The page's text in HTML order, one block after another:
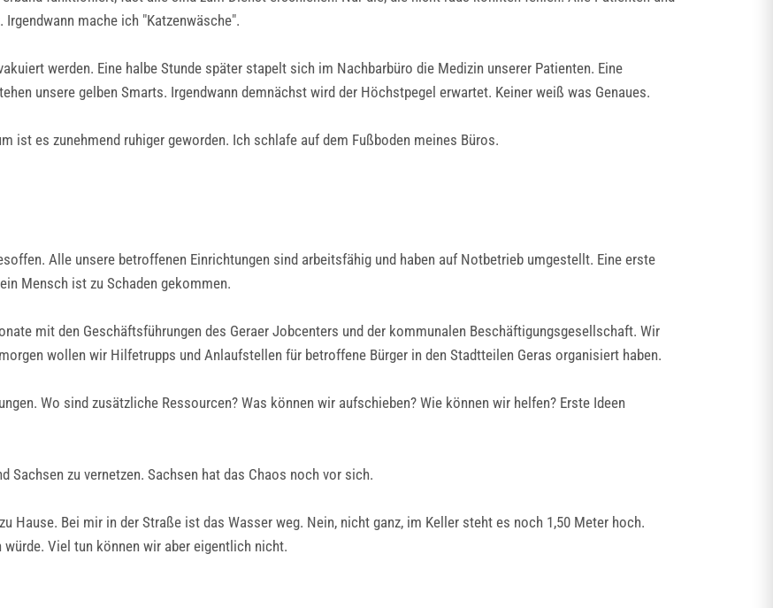
mache ich "Katzenwäsche".
werden. Eine halbe Stunde später stapelt sich im Nachbarbüro die Medizin unserer Patienten. Eine
unsere gelben Smarts. Irgendwann demnächst wird der Höchstpegel erwartet. Keiner weiß was Genaues.
ist es zunehmend ruhiger geworden. Ich schlafe auf dem Fußboden meines Büros.
Alle unsere betroffenen Einrichtungen sind arbeitsfähig und haben auf Notbetrieb umgestellt. Eine erste
Mensch ist zu Schaden gekommen.
mit den Geschäftsführungen des Geraer Jobcenters und der kommunalen Beschäftigungsgesellschaft. Wir
wollen wir Hilfetrupps und Anlaufstellen für betroffene Bürger in den Stadtteilen Geras organisiert haben.
Wo sind zusätzliche Ressourcen? Was können wir aufschieben? Wie können wir helfen? Erste Ideen
Sachsen zu vernetzen. Sachsen hat das Chaos noch vor sich.
Hause. Bei mir in der Straße ist das Wasser weg. Nein, nicht ganz, im Keller steht es noch 1,50 Meter hoch.
Viel tun können wir aber eigentlich nicht.